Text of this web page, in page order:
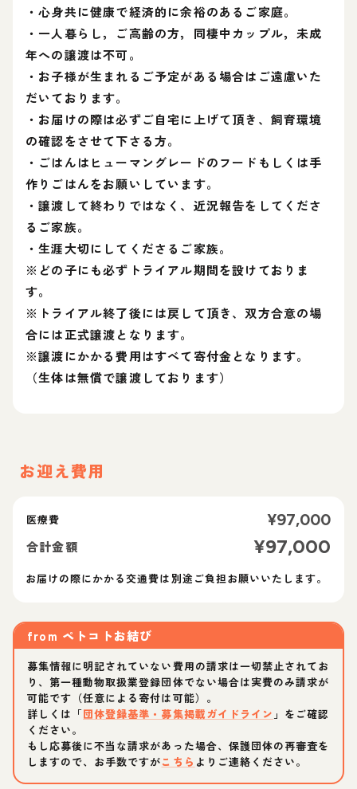
・心身共に健康で経済的に余裕のあるご家庭。
・一人暮らし，ご高齢の方，同棲中カップル，未成
年への譲渡は不可。
・お子様が生まれるご予定がある場合はご遠慮いた
だいております。
・お届けの際は必ずご自宅に上げて頂き、飼育環境
の確認をさせて下さる方。
・ごはんはヒューマングレードのフードもしくは手
作りごはんをお願いしています。
・譲渡して終わりではなく、近況報告をしてくださ
るご家族。
・生涯大切にしてくださるご家族。
※どの子にも必ずトライアル期間を設けておりま
す。
※トライアル終了後には戻して頂き、双方合意の場
合には正式譲渡となります。
※譲渡にかかる費用はすべて寄付金となります。
（生体は無償で譲渡しております）
お迎え費用
医療費 ¥97,000
合計金額 ¥97,000
お届けの際にかかる交通費は別途ご負担お願いいたします。
from ペトコトお結び
募集情報に明記されていない費用の請求は一切禁止されてお
り、第一種動物取扱業登録団体でない場合は実費のみ請求が
可能です（任意による寄付は可能）。
詳しくは「団体登録基準・募集掲載ガイドライン 」をご確認
ください。
もし応募後に不当な請求があった場合、保護団体の再審査を
しますので、お手数ですがこちら よりご連絡ください。